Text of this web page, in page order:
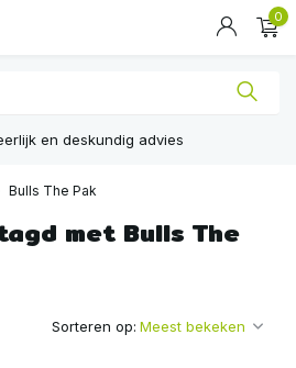
0
en deskundig advies
Bulls The Pak
met Bulls The
Sorteren op: